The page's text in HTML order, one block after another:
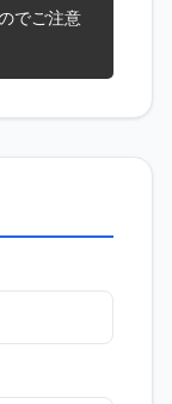
でご注意